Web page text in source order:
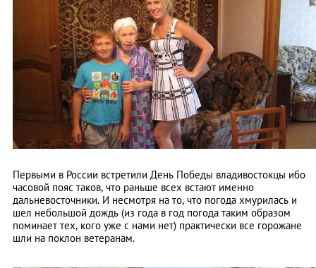
Первыми в России встретили День Победы владивостокцы ибо
часовой пояс таков, что раньше всех встают именно
дальневосточники. И несмотря на то, что погода хмурилась и
шел небольшой дождь (из года в год погода таким образом
поминает тех, кого уже с нами нет) практически все горожане
шли на поклон ветеранам.